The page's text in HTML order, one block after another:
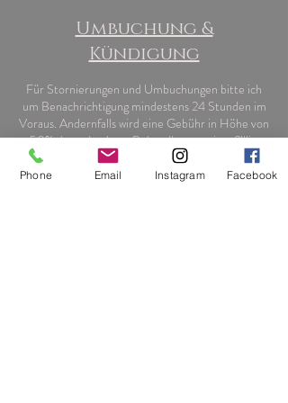
Umbuchung &
Kündigung
Für Stornierungen und Umbuchungen bitte ich
um Benachrichtigung mindestens 24 Stunden im
Voraus. Andernfalls wird eine Gebühr in Höhe von
50% des gebuchten Behandlungspreises fällig.
Phone Email Instagram Facebook